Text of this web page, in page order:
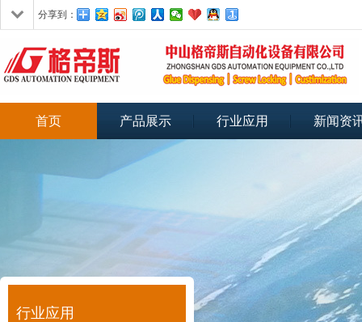
分享到：
首页 产品展示 行业应用 新闻资
行业应用